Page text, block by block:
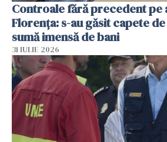
Controale fără precedent
Florența: s-au găsit capete
sumă imensă de bani
31 IULIE 2026